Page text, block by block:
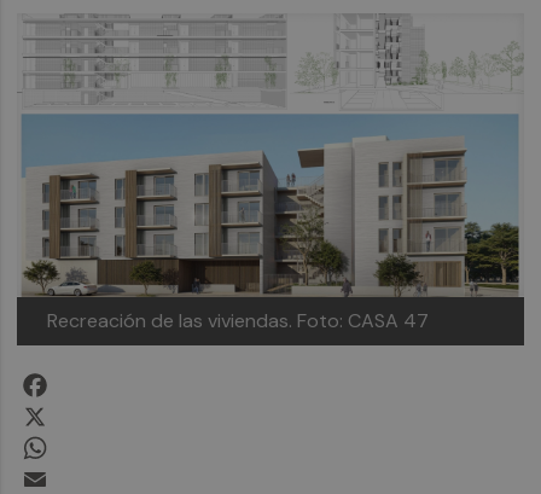
Recreación de las viviendas. Foto: CASA 47